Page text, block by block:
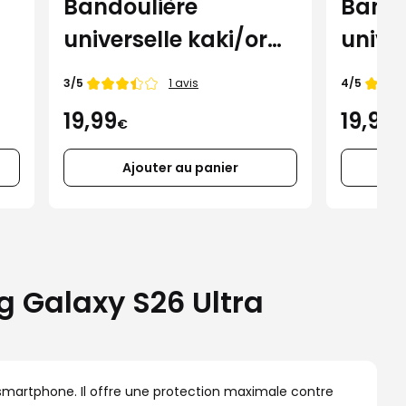
Bandoulière
universelle kaki/or
Force Case pour
smartphone
Note de
3/5 1 avis
19,99€
Ajouter au panier
Note de
4/5
19,99
Galaxy S26 Ultra
Il offre une protection maximale contre